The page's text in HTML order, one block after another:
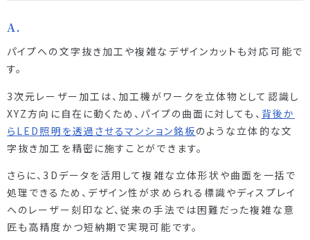
パイプへの文字抜き加工や複雑なデザインカットも対応可能で
す。
3次元レーザー加工は、加工機がワークを立体物として認識し
XYZ方向に自在に動くため、パイプの曲面に対しても、 背後か
らLED照明を透過させるマンション銘板のような立体的な文
字抜き加工を精密に施すことができます。
さらに、3Dデータを活用して複雑な立体形状や曲面を一括で
処理できるため、デザイン性が求められる標識やディスプレイ
へのレーザー刻印など、従来の手法では困難だった複雑な意
匠も高精度かつ短納期で実現可能です。